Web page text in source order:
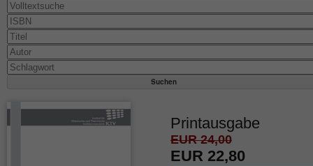
Printausgabe
EUR 24,00
EUR 22,80